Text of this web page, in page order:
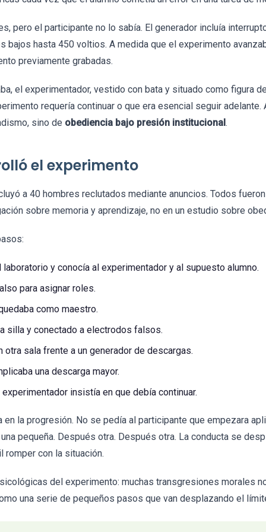
pero el participante no lo sabía. El generador incluía
bajos hasta 450 voltios. A medida que el experimento
previamente grabadas.
el experimentador, vestido con bata y situado como figura
requería continuar o que era esencial seguir adelante.
sino de obediencia bajo presión institucional .
el experimento
a 40 hombres reclutados mediante anuncios. Todos
sobre memoria y aprendizaje, no en un estudio sobre
y conocía al experimentador y al supuesto alumno.
para asignar roles.
como maestro.
silla y conectado a electrodos falsos.
otra sala frente a un generador de descargas.
una descarga mayor.
insistía en que debía continuar.
la progresión. No se pedía al participante que empezara
pequeña. Después otra. Después otra. La conducta se
romper con la situación.
del experimento: muchas transgresiones morales
una serie de pequeños pasos que van desplazando el